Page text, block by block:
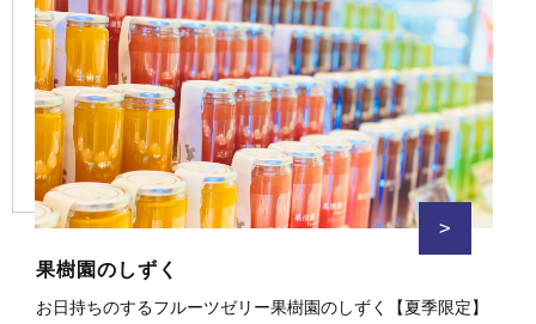
>
果樹園のしずく
お日持ちのするフルーツゼリー果樹園のしずく【夏季限定】